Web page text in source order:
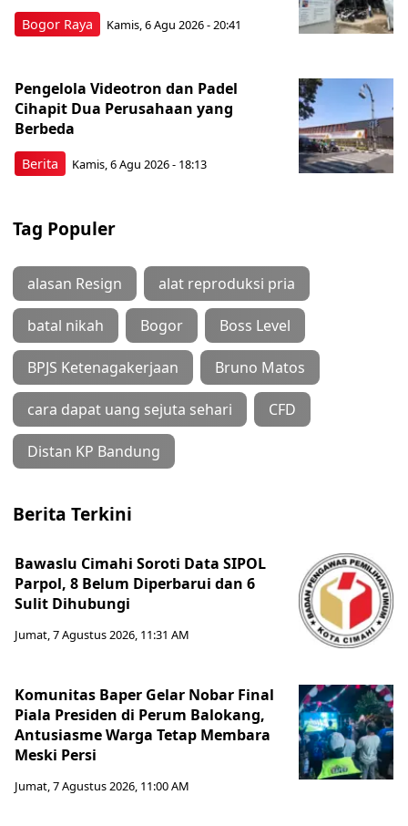
Bogor Raya Kamis, 6 Agu 2026 - 20:41
Berita
Pengelola Videotron dan Padel
Cihapit Dua Perusahaan yang
Berbeda
Kamis, 6 Agu 2026 - 18:13
Tag Populer
alasan Resign alat reproduksi pria
batal nikah Bogor Boss Level
BPJS Ketenagakerjaan Bruno Matos
cara dapat uang sejuta sehari CFD
Distan KP Bandung
Berita Terkini
Bawaslu Cimahi Soroti Data SIPOL
Parpol, 8 Belum Diperbarui dan 6
Sulit Dihubungi
Jumat, 7 Agustus 2026, 11:31 AM
Komunitas Baper Gelar Nobar Final
Piala Presiden di Perum Balokang,
Antusiasme Warga Tetap Membara
Meski Persi
Jumat, 7 Agustus 2026, 11:00 AM